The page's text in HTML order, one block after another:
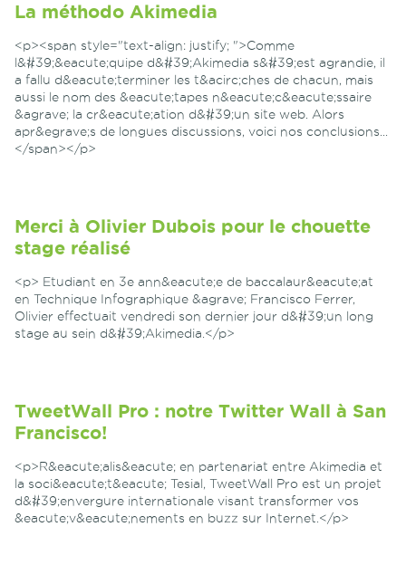
La méthodo Akimedia
<p><span style="text-align: justify; ">Comme
l&#39;&eacute;quipe d&#39;Akimedia s&#39;est agrandie, il
a fallu d&eacute;terminer les t&acirc;ches de chacun, mais
aussi le nom des &eacute;tapes n&eacute;c&eacute;ssaire
&agrave; la cr&eacute;ation d&#39;un site web. Alors
apr&egrave;s de longues discussions, voici nos conclusions...
</span></p>
Merci à Olivier Dubois pour le chouette
stage réalisé
<p> Etudiant en 3e ann&eacute;e de baccalaur&eacute;at
en Technique Infographique &agrave; Francisco Ferrer,
Olivier effectuait vendredi son dernier jour d&#39;un long
stage au sein d&#39;Akimedia.</p>
TweetWall Pro : notre Twitter Wall à San
Francisco!
<p>R&eacute;alis&eacute; en partenariat entre Akimedia et
la soci&eacute;t&eacute; Tesial, TweetWall Pro est un projet
d&#39;envergure internationale visant transformer vos
&eacute;v&eacute;nements en buzz sur Internet.</p>